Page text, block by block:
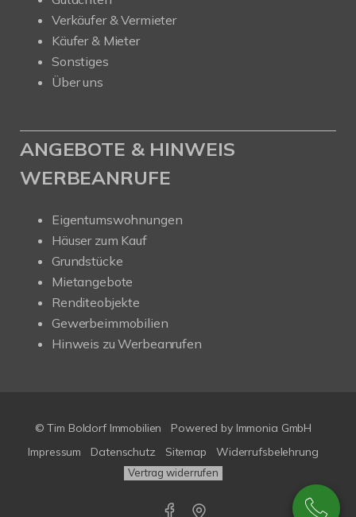
Verkäufer & Vermieter
Käufer & Mieter
Sonstiges
Über uns
ANGEBOTE & HINWEIS
WERBEANRUFE
Eigentumswohnungen
Häuser zum Kauf
Grundstücke
Mietangebote
Renditeobjekte
Gewerbeimmobilien
Hinweis zu Werbeanrufen
© Tim Boldorf Immobilien Powered by Immonia GmbH
Impressum
Datenschutz Sitemap Widerrufsbelehrung
Vertrag widerrufen